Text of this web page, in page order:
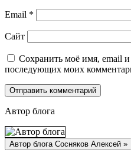
Email *
Сайт
Сохранить моё имя, email и
последующих моих
Автор блога